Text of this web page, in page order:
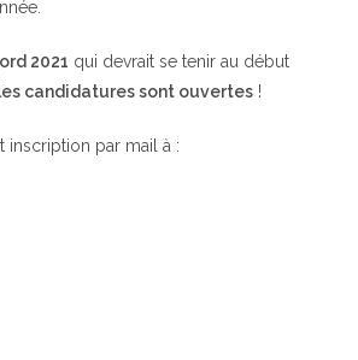
2021 qui devrait se tenir au début
les candidatures sont ouvertes !
inscription par mail à :